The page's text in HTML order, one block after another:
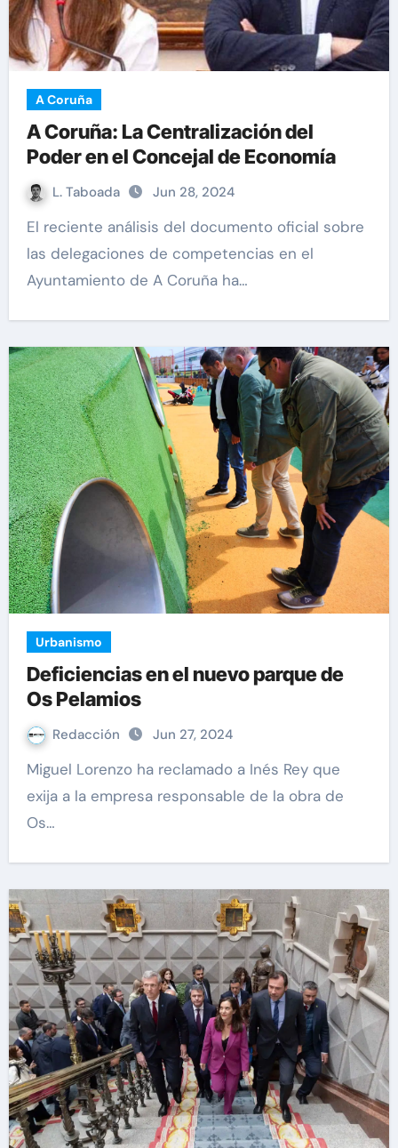
A Coruña
A Coruña: La Centralización del
Poder en el Concejal de Economía
L. Taboada Jun 28, 2024
El reciente análisis del documento oficial sobre
las delegaciones de competencias en el
Ayuntamiento de A Coruña ha…
Urbanismo
Deficiencias en el nuevo parque de
Os Pelamios
Redacción Jun 27, 2024
Miguel Lorenzo ha reclamado a Inés Rey que
exija a la empresa responsable de la obra de
Os…